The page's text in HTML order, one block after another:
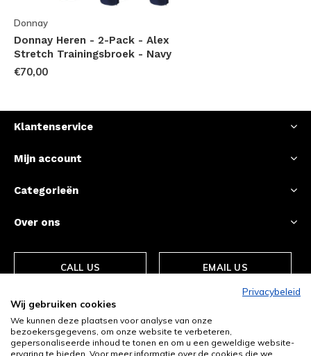
Donnay
Donnay Heren - 2-Pack - Alex
Stretch Trainingsbroek - Navy
€70,00
Klantenservice
Mijn account
Categorieën
Over ons
CALL US EMAIL US
Privacybeleid
Wij gebruiken cookies
We kunnen deze plaatsen voor analyse van onze
bezoekersgegevens, om onze website te verbeteren,
gepersonaliseerde inhoud te tonen en om u een geweldige website-
ervaring te bieden. Voor meer informatie over de cookies die we